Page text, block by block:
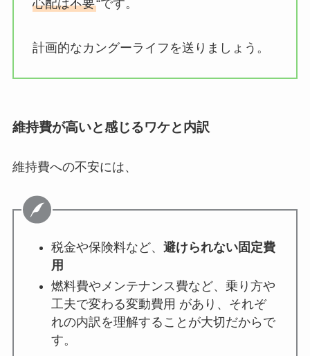
心配は不要“です。
計画的なカングーライフを送りましょう。
維持費が高いと感じるワケと内訳
維持費への不安には、
税金や保険料など、 避けられない固定費
用
燃料費やメンテナンス費など、乗り方や
工夫で変わる変動費用 があり、それぞ
れの内訳を理解することが大切だからで
す。